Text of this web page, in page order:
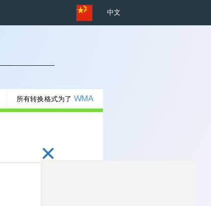
中文
所有转换格式为了 WMA